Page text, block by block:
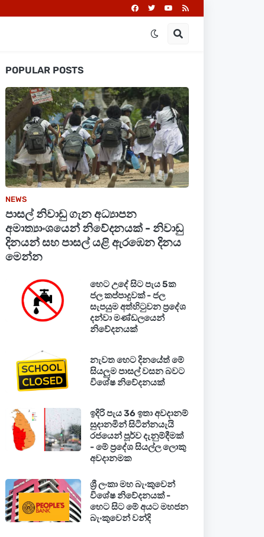
POPULAR POSTS
NEWS
පාසල් නිවාඩු ගැන අධ්‍යාපන
අමාත්‍යාංශයෙන් නිවේදනයක් - නිවාඩු
දිනයන් සහ පාසල් යළි ඇරඹෙන දිනය
මෙන්න
හෙට උදේ සිට පැය 5ක
ජල කප්පාදුවක් - ජල
සැපයුම අත්හිටුවන ප්‍රදේශ
දන්වා මණ්ඩලයෙන්
නිවේදනයක්
නැවත හෙට දිනයේත් මේ
සියලුම පාසල් වසන බවට
විශේෂ නිවේදනයක්
ඉදිරි පැය 36 ඉතා අවදානම්
සුදානමින් සිටින්නයැයි
රජයෙන් පූර්ව දැනුම්දීමක්
- මේ ප්‍රදේශ සියල්ල ලොකු
අවදානමක
ශ්‍රී ලංකා මහ බැංකුවෙන්
විශේෂ නිවේදනයක් -
හෙට සිට මේ අයට මහජන
බැංකුවෙන් වන්දි